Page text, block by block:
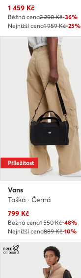
Aktuální cena
1 459 Kč
Běžná cena2 290 Kč-36%
Nejnižší cena1 959 Kč-25%
Příležitost
Vans
Taška · Černá
Aktuální cena
799 Kč
Běžná cena1 550 Kč-48%
Nejnižší cena889 Kč-10%